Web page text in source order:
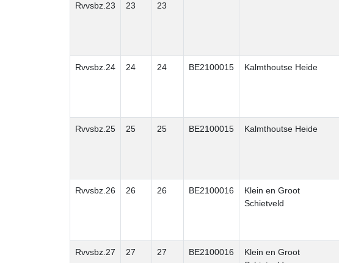
Rvvsbz.23 23 23
Rvvsbz.24 24 24 BE2100015 Kalmthoutse Heide
Rvvsbz.25 25 25 BE2100015 Kalmthoutse Heide
Rvvsbz.26 26 26 BE2100016
Klein en Groot
Schietveld
Rvvsbz.27 27 27 BE2100016
Klein en Groot